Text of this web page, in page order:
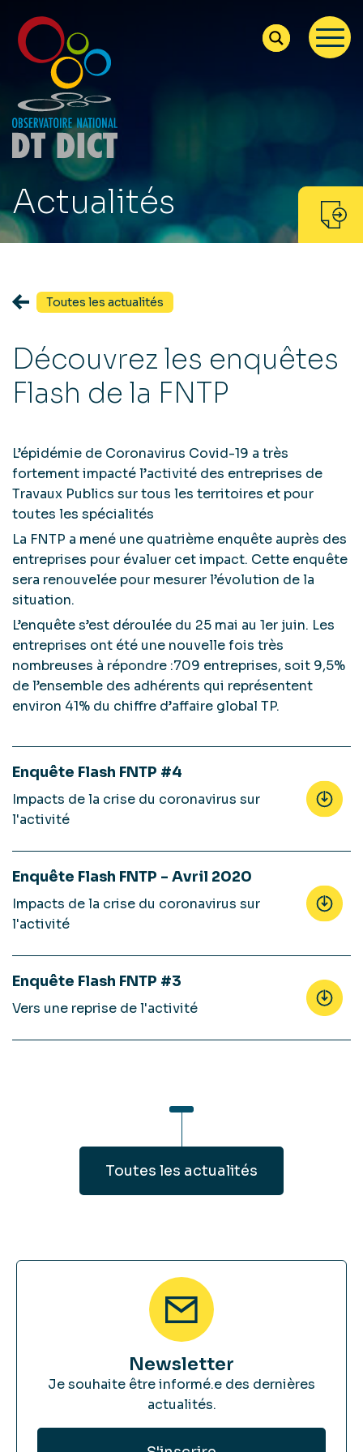
Actualités
Toutes les actualités
Découvrez les enquêtes
Flash de la FNTP
L’épidémie de Coronavirus Covid-19 a très
fortement impacté l’activité des entreprises de
Travaux Publics sur tous les territoires et pour
toutes les spécialités
La FNTP a mené une quatrième enquête auprès des
entreprises pour évaluer cet impact. Cette enquête
sera renouvelée pour mesurer l’évolution de la
situation.
L’enquête s’est déroulée du 25 mai au 1er juin. Les
entreprises ont été une nouvelle fois très
nombreuses à répondre :709 entreprises, soit 9,5%
de l’ensemble des adhérents qui représentent
environ 41% du chiffre d’affaire global TP.
Enquête Flash FNTP #4
Impacts de la crise du coronavirus sur
l'activité
Enquête Flash FNTP - Avril 2020
Impacts de la crise du coronavirus sur
l'activité
Enquête Flash FNTP #3
Vers une reprise de l'activité
Toutes les actualités
Newsletter
Je souhaite être informé.e des dernières
actualités.